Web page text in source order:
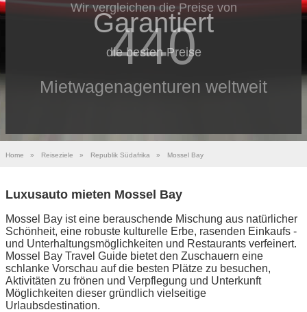
Wir vergleichen die Preise von
440
Mietwagenagenturen weltweit
Garantiert
die besten Preise
Home » Reiseziele » Republik Südafrika » Mossel Bay
Luxusauto mieten Mossel Bay
Mossel Bay ist eine berauschende Mischung aus natürlicher
Schönheit, eine robuste kulturelle Erbe, rasenden Einkaufs -
und Unterhaltungsmöglichkeiten und Restaurants verfeinert.
Mossel Bay Travel Guide bietet den Zuschauern eine
schlanke Vorschau auf die besten Plätze zu besuchen,
Aktivitäten zu frönen und Verpflegung und Unterkunft
Möglichkeiten dieser gründlich vielseitige
Urlaubsdestination.